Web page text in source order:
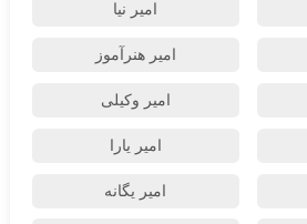
امیر نیا
امیر هنرآموز
امیر وکیلی
امیر یارا
امیر یگانه